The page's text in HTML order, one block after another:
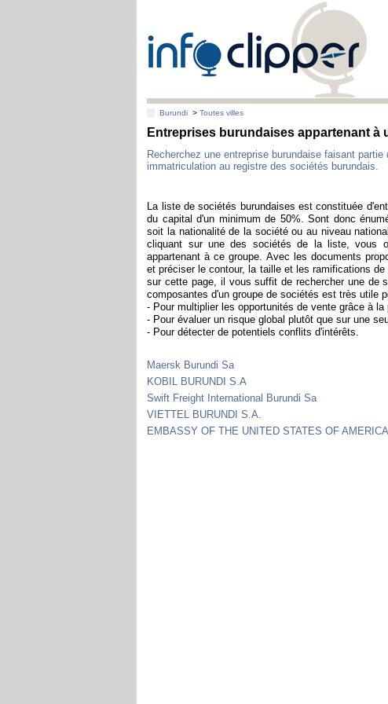
Burundi >Toutes villes
Entreprises burundaises appartenant à
Recherchez une entreprise burundaise faisant
immatriculation au registre des sociétés burundais.
La liste de sociétés burundaises est constituée
du capital d'un minimum de 50%. Sont donc
soit la nationalité de la société ou au niveau
cliquant sur une des sociétés de la liste, vous
appartenant à ce groupe. Avec les documents
et préciser le contour, la taille et les ramifications
sur cette page, il vous suffit de rechercher une de
composantes d'un groupe de sociétés est très utile
- Pour multiplier les opportunités de vente grâce à la
- Pour évaluer un risque global plutôt que sur une
- Pour détecter de potentiels conflits d'intérêts.
Maersk Burundi Sa
KOBIL BURUNDI S.A
Swift Freight International Burundi Sa
VIETTEL BURUNDI S.A.
EMBASSY OF THE UNITED STATES OF AMERICA